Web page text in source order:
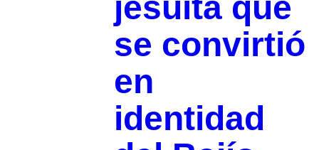
jesuita que
se convirtió
en
identidad